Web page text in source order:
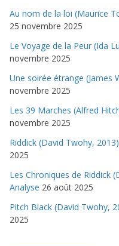
Au nom de la loi (Maurice
25 novembre 2025
Le Voyage de la Peur (Ida
novembre 2025
Une soirée étrange (James
novembre 2025
Les 39 Marches (Alfred
novembre 2025
Riddick (David Twohy,
2025
Les Chroniques de Riddick
Analyse 26 août 2025
Pitch Black (David Twohy,
2025